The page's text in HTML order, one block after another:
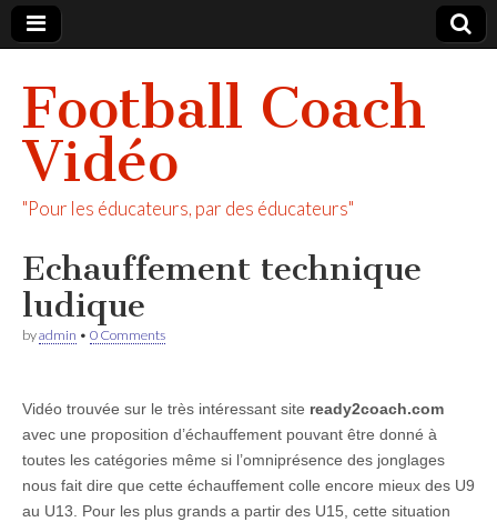
Football Coach
Vidéo
"Pour les éducateurs, par des éducateurs"
Echauffement technique
ludique
byadmin • 0 Comments
Vidéo trouvée sur le très intéressant site ready2coach.com
avec une proposition d’échauffement pouvant être donné à
toutes les catégories même si l’omniprésence des jonglages
nous fait dire que cette échauffement colle encore mieux des U9
au U13. Pour les plus grands a partir des U15, cette situation